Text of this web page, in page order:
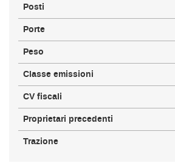
Posti
Porte
Peso
Classe emissioni
CV fiscali
Proprietari precedenti
Trazione